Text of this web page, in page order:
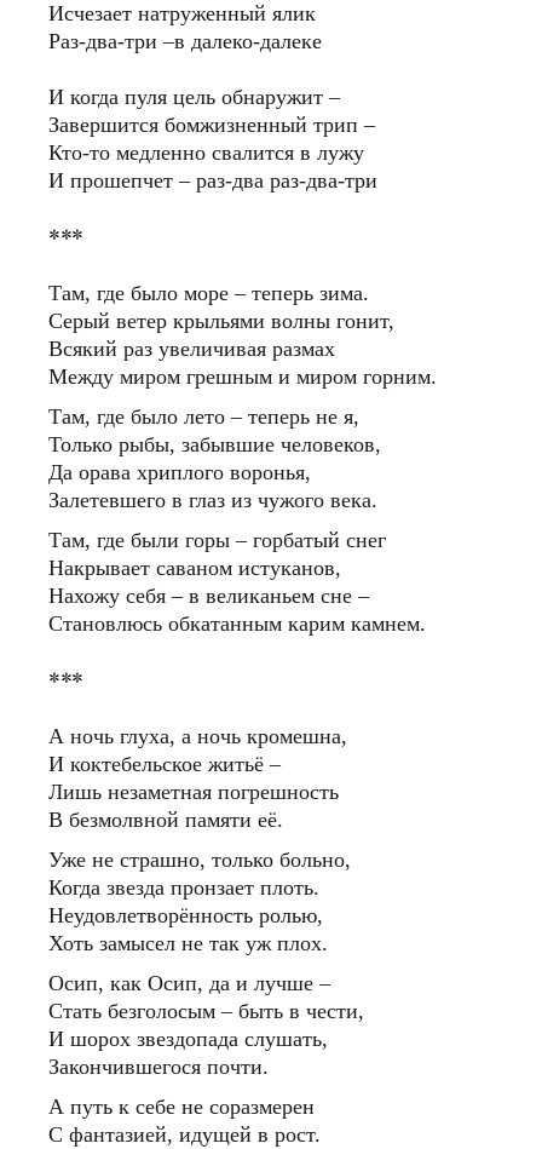
Исчезает натруженный ялик
Раз-два-три –в далеко-далеке
И когда пуля цель обнаружит –
Завершится бомжизненный трип –
Кто-то медленно свалится в лужу
И прошепчет – раз-два раз-два-три
***
Там, где было море – теперь зима.
Серый ветер крыльями волны гонит,
Всякий раз увеличивая размах
Между миром грешным и миром горним.
Там, где было лето – теперь не я,
Только рыбы, забывшие человеков,
Да орава хриплого воронья,
Залетевшего в глаз из чужого века.
Там, где были горы – горбатый снег
Накрывает саваном истуканов,
Нахожу себя – в великаньем сне –
Становлюсь обкатанным карим камнем.
***
А ночь глуха, а ночь кромешна,
И коктебельское житьё ‒
Лишь незаметная погрешность
В безмолвной памяти её.
Уже не страшно, только больно,
Когда звезда пронзает плоть.
Неудовлетворённость ролью,
Хоть замысел не так уж плох.
Осип, как Осип, да и лучше ‒
Стать безголосым ‒ быть в чести,
И шорох звездопада слушать,
Закончившегося почти.
А путь к себе не соразмерен
С фантазией, идущей в рост.